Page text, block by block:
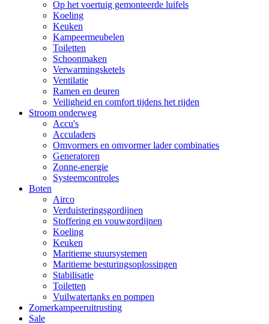
Op het voertuig gemonteerde luifels
Koeling
Keuken
Kampeermeubelen
Toiletten
Schoonmaken
Verwarmingsketels
Ventilatie
Ramen en deuren
Veiligheid en comfort tijdens het rijden
Stroom onderweg
Accu's
Acculaders
Omvormers en omvormer lader combinaties
Generatoren
Zonne-energie
Systeemcontroles
Boten
Airco
Verduisteringsgordijnen
Stoffering en vouwgordijnen
Koeling
Keuken
Maritieme stuursystemen
Maritieme besturingsoplossingen
Stabilisatie
Toiletten
Vuilwatertanks en pompen
Zomerkampeeruitrusting
Sale